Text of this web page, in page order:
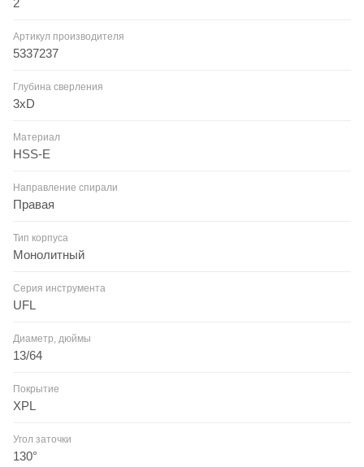
2
Артикул производителя
5337237
Глубина сверления
3xD
Материал
HSS-E
Направление спирали
Правая
Тип корпуса
Монолитный
Серия инструмента
UFL
Диаметр, дюймы
13/64
Покрытие
XPL
Угол заточки
130°